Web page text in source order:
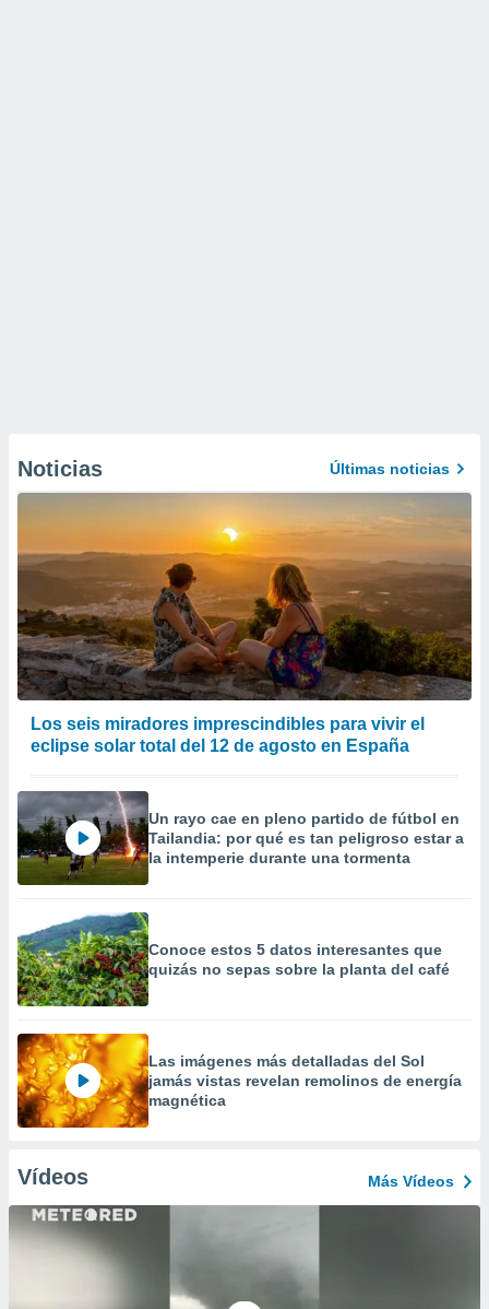
Noticias Últimas noticias
Los seis miradores imprescindibles para vivir el
eclipse solar total del 12 de agosto en España
Un rayo cae en pleno partido de fútbol en
Tailandia: por qué es tan peligroso estar a
la intemperie durante una tormenta
Conoce estos 5 datos interesantes que
quizás no sepas sobre la planta del café
Las imágenes más detalladas del Sol
jamás vistas revelan remolinos de energía
magnética
Vídeos Más Vídeos